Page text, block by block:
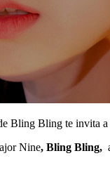
Bling Bling te invita
Nine, Bling Bling,